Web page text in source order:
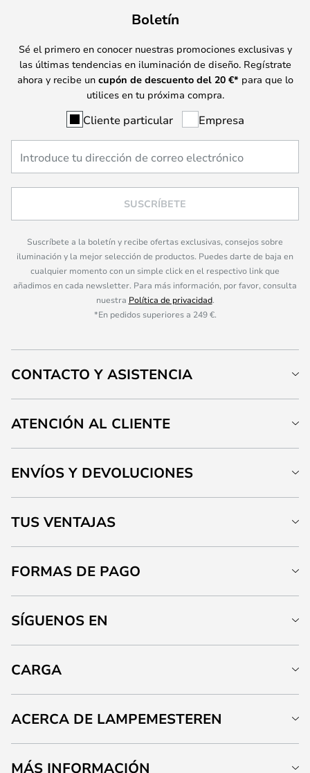
Boletín
Sé el primero en conocer nuestras promociones exclusivas y
las últimas tendencias en iluminación de diseño. Regístrate
ahora y recibe un cupón de descuento del 20 €* para que lo
utilices en tu próxima compra.
Cliente particular Empresa
SUSCRÍBETE
Suscríbete a la boletín y recibe ofertas exclusivas, consejos sobre
iluminación y la mejor selección de productos. Puedes darte de baja en
cualquier momento con un simple click en el respectivo link que
añadimos en cada newsletter. Para más información, por favor, consulta
nuestra Política de privacidad.
*En pedidos superiores a 249 €.
CONTACTO Y ASISTENCIA
ATENCIÓN AL CLIENTE
ENVÍOS Y DEVOLUCIONES
TUS VENTAJAS
FORMAS DE PAGO
SÍGUENOS EN
CARGA
ACERCA DE LAMPEMESTEREN
MÁS INFORMACIÓN